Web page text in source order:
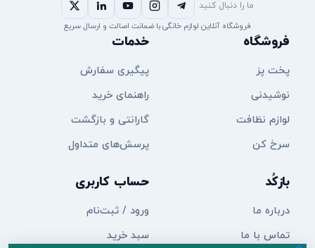
ما را دنبال کنید
فروشگاه آنلاین لوازم خانگی با ضمانت اصالت و ارسال سریع
فروشگاه
پخت پز
نوشیدنی
لوازم نظافت
سرخ کن
خدمات
پیگیری سفارش
راهنمای خرید
گارانتی و بازگشت
پرسش‌های متداول
بازکُد
درباره ما
تماس با ما
حساب کاربری
ورود / ثبت‌نام
سبد خرید